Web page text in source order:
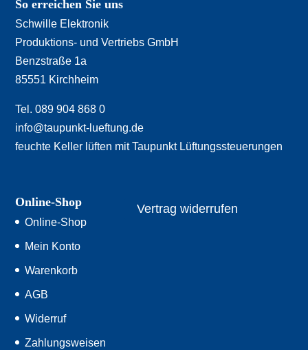
So erreichen Sie uns
Schwille Elektronik
Produktions- und Vertriebs GmbH
Benzstraße 1a
85551 Kirchheim
Tel. 089 904 868 0
info@taupunkt-lueftung.de
feuchte Keller lüften mit Taupunkt Lüftungssteuerungen
Online-Shop
Online-Shop
Mein Konto
Warenkorb
AGB
Widerruf
Zahlungsweisen
Vertrag widerrufen